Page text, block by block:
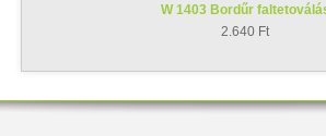
W 1403 Bordűr
2.640 Ft